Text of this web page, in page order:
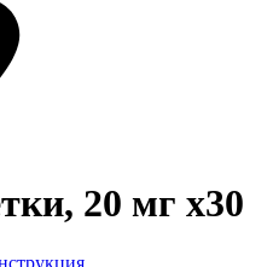
20 мг x30